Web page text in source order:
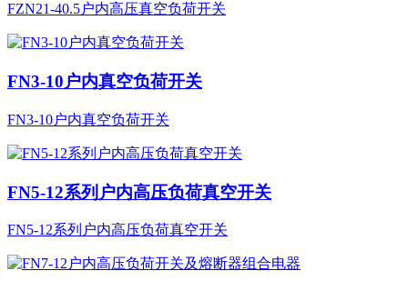
FZN21-40.5户内高压真空负荷开关
FN3-10户内真空负荷开关
FN3-10户内真空负荷开关
FN5-12系列户内高压负荷真空开关
FN5-12系列户内高压负荷真空开关